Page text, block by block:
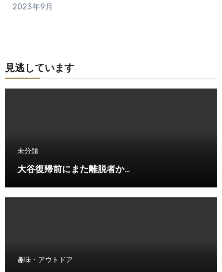
2023年9月
見逃しています
未分類
大谷復帰前にまた離脱者か…
趣味・アウトドア